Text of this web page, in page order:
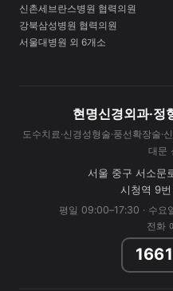
신촌세브란스병원 협력의원
강북삼성병원 협력의원
서울대병원 외 6개소
현명신경외과·정
도수치료·신경성형술·풍선확장술·
대문
서울 중구 서소문
시청역 9
평일 09:00–17:30 · 수요
전화